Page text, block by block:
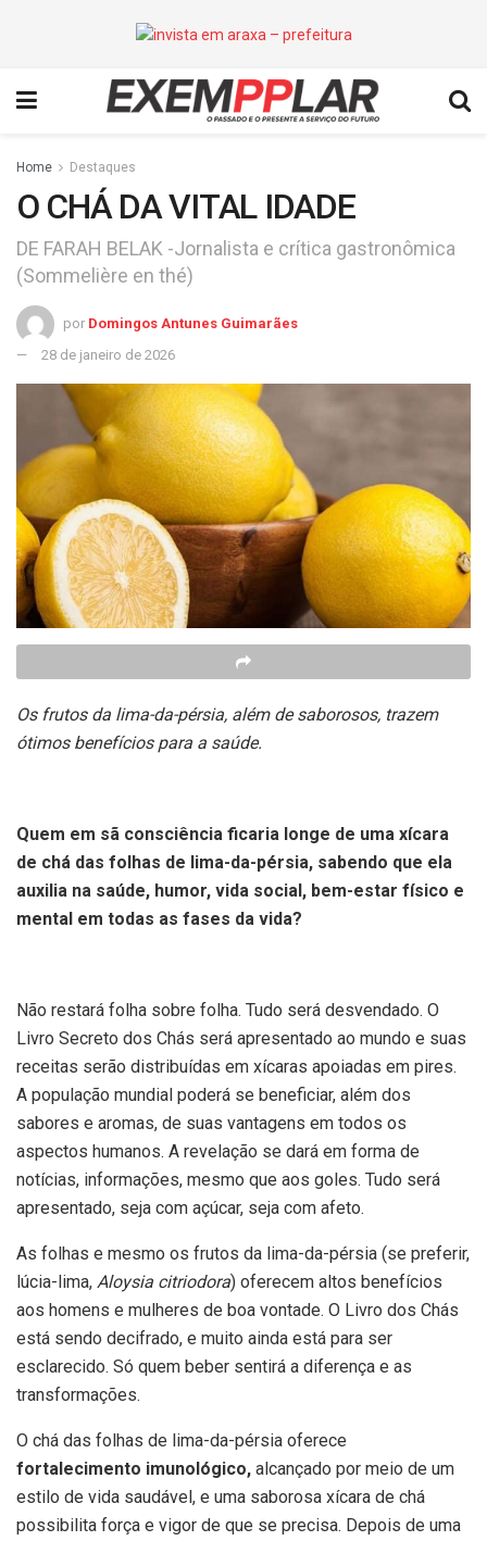
Home Destaques
O CHÁ DA VITAL IDADE
DE FARAH BELAK -Jornalista e crítica gastronômica
(Sommelière en thé)
por Domingos Antunes Guimarães
28 de janeiro de 2026
Os frutos da lima-da-pérsia, além de saborosos, trazem
ótimos benefícios para a saúde.
Quem em sã consciência ficaria longe de uma xícara
de chá das folhas de lima-da-pérsia, sabendo que ela
auxilia na saúde, humor, vida social, bem-estar físico e
mental em todas as fases da vida?
Não restará folha sobre folha. Tudo será desvendado. O
Livro Secreto dos Chás será apresentado ao mundo e suas
receitas serão distribuídas em xícaras apoiadas em pires.
A população mundial poderá se beneficiar, além dos
sabores e aromas, de suas vantagens em todos os
aspectos humanos. A revelação se dará em forma de
notícias, informações, mesmo que aos goles. Tudo será
apresentado, seja com açúcar, seja com afeto.
As folhas e mesmo os frutos da lima-da-pérsia (se preferir,
lúcia-lima, Aloysia citriodora) oferecem altos benefícios
aos homens e mulheres de boa vontade. O Livro dos Chás
está sendo decifrado, e muito ainda está para ser
esclarecido. Só quem beber sentirá a diferença e as
transformações.
O chá das folhas de lima-da-pérsia oferece
fortalecimento imunológico, alcançado por meio de um
estilo de vida saudável, e uma saborosa xícara de chá
possibilita força e vigor de que se precisa. Depois de uma